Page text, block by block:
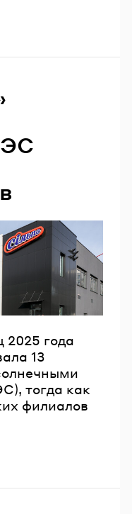
2025 года
13
тогда как
филиалов